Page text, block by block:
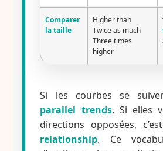
Comparer
la taille
Higher than
Twice as much
Three times
higher
Si les courbes se
parallel trends. Si elles
directions opposées,
relationship. Ce